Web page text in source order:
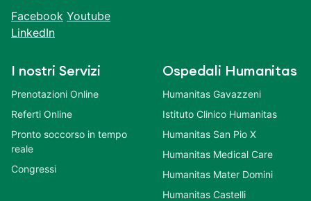
Facebook Youtube
LinkedIn
I nostri Servizi
Prenotazioni Online
Referti Online
Pronto soccorso in tempo
reale
Congressi
Ospedali Humanitas
Humanitas Gavazzeni
Istituto Clinico Humanitas
Humanitas San Pio X
Humanitas Medical Care
Humanitas Mater Domini
Humanitas Castelli